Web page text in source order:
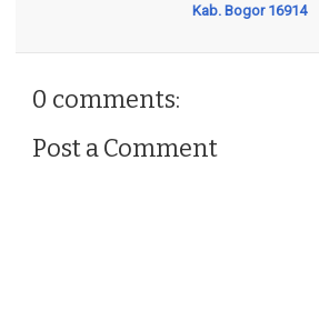
Kab. Bogor 16914
0 comments:
Post a Comment